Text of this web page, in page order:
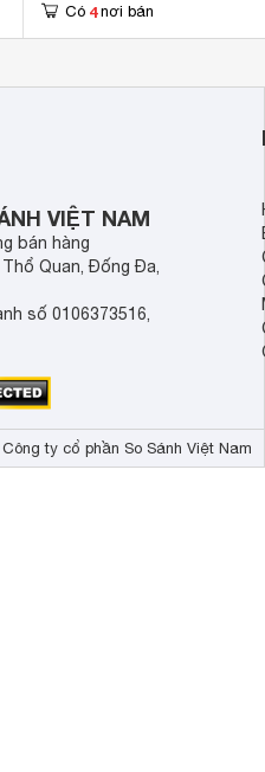
Có 4 nơi bán
VIỆT NAM
bán hàng
Quan, Đống Đa,
số 0106373516,
ty cổ phần So Sánh Việt Nam